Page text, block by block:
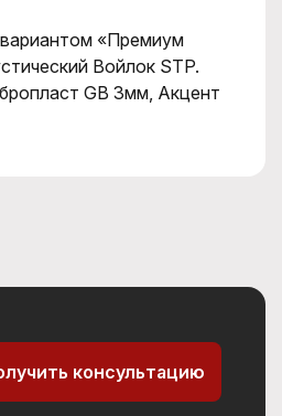
«Премиум
Войлок STP.
GB 3мм, Акцент